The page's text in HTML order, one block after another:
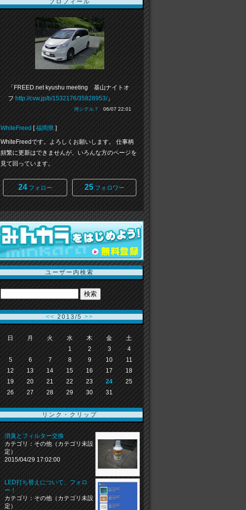
プロフィール
「FREED.net kyushu meeting 基山ナイトオ
フ http://cvw.jp/b/1532176/35828953/」
何シテル？ 06/07 22:01
WhiteFreed [福岡県 ]
WhiteFreedです。よろしくお願いします。 仕事柄
頻繁に更新はできませんが、いろんな方のページを
見て回っています。
24フォロー 25フォロワー
ユーザー内検索
<< 2013/5 >>
日 月 火 水 木 金
土
1
2 3
4
5
6 7 8 9 10
11
12
13 14 15 16 17
18
19
20 21 22 23 24
25
26
27 28 29 30 31
リンク・クリップ
消臭とフィルター交換
カテゴリ：その他（カテゴリ未設
定）
2015/04/29 17:02:00
LED打ち替えについて、フォロ
ー！
カテゴリ：その他（カテゴリ未設
定）